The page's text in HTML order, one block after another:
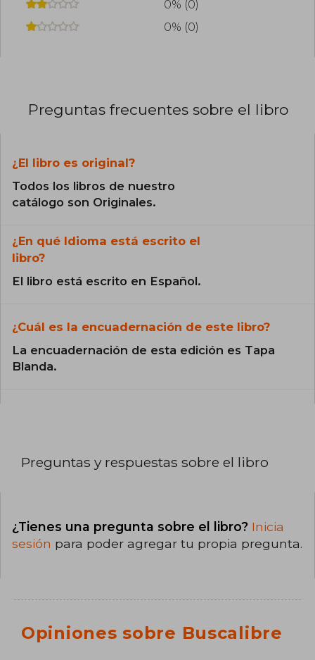
0% (0)
0% (0)
Preguntas frecuentes sobre el libro
¿El libro es original?
Todos los libros de nuestro
catálogo son Originales.
¿En qué Idioma está escrito el
libro?
El libro está escrito en Español.
¿Cuál es la encuadernación de este libro?
La encuadernación de esta edición es Tapa
Blanda.
Preguntas y respuestas sobre el libro
¿Tienes una pregunta sobre el libro? Inicia
sesión para poder agregar tu propia pregunta.
Opiniones sobre Buscalibre